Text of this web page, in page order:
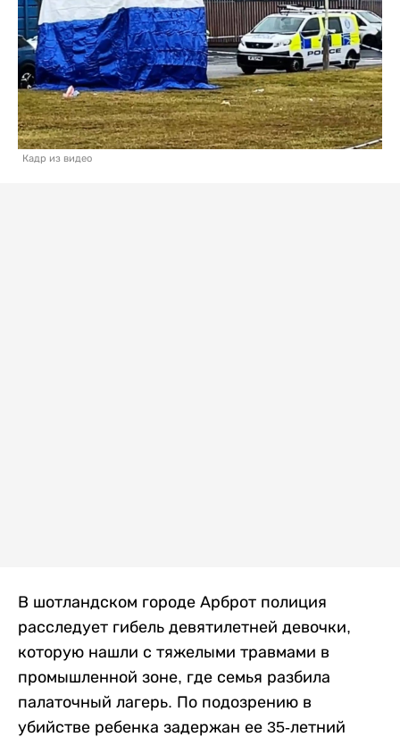
Кадр из видео
В шотландском городе Арброт полиция
расследует гибель девятилетней девочки,
которую нашли с тяжелыми травмами в
промышленной зоне, где семья разбила
палаточный лагерь. По подозрению в
убийстве ребенка задержан ее 35-летний